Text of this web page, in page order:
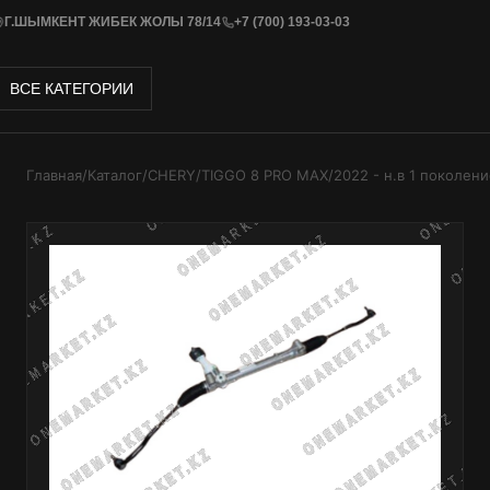
Г.ШЫМКЕНТ ЖИБЕК ЖОЛЫ 78/14 +7 (700) 193-03-03
ВСЕ КАТЕГОРИИ
Главная/Каталог/CHERY/TIGGO 8 PRO MAX/2022 - н.в 1